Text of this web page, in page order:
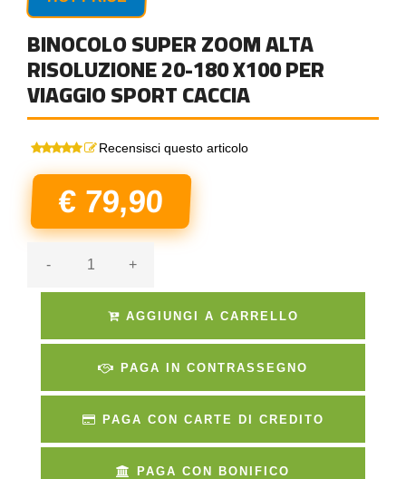
BINOCOLO SUPER ZOOM ALTA
RISOLUZIONE 20-180 X100 PER
VIAGGIO SPORT CACCIA
Recensisci questo articolo
€ 79,90
- +
AGGIUNGI A CARRELLO
PAGA IN CONTRASSEGNO
PAGA CON CARTE DI CREDITO
PAGA CON BONIFICO